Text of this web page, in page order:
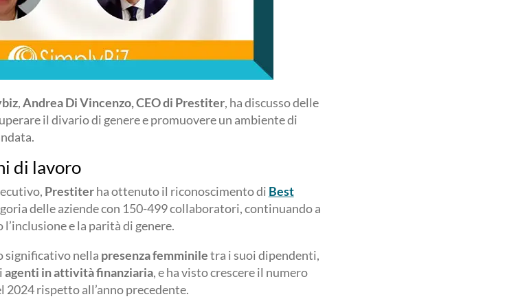
,Andrea Di Vincenzo, CEO di Prestiter, ha discusso delle
il divario di genere e promuovere un ambiente di
di lavoro
Prestiterha ottenuto il riconoscimento di Best
delle aziende con 150-499 collaboratori, continuando a
e la parità di genere.
significativo nella presenza femminiletra i suoi dipendenti,
agenti in attività finanziaria, e ha visto crescere il numero
rispetto all’anno precedente.